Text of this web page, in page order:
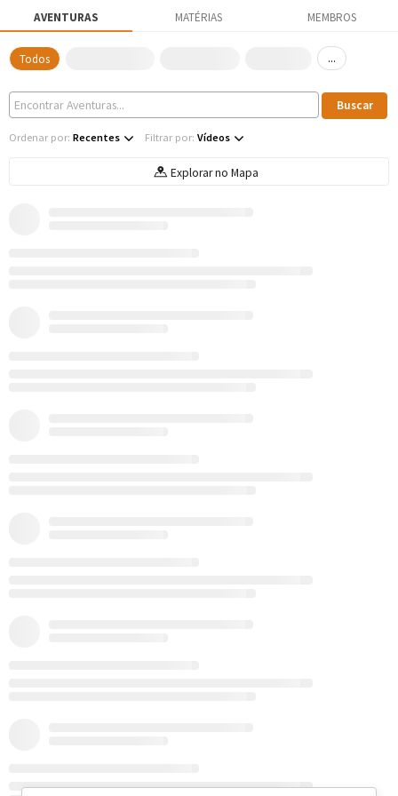
AVENTURAS MATÉRIAS MEMBROS
Todos ...
Ordenar por: Recentes Filtrar por: Vídeos
Explorar no Mapa